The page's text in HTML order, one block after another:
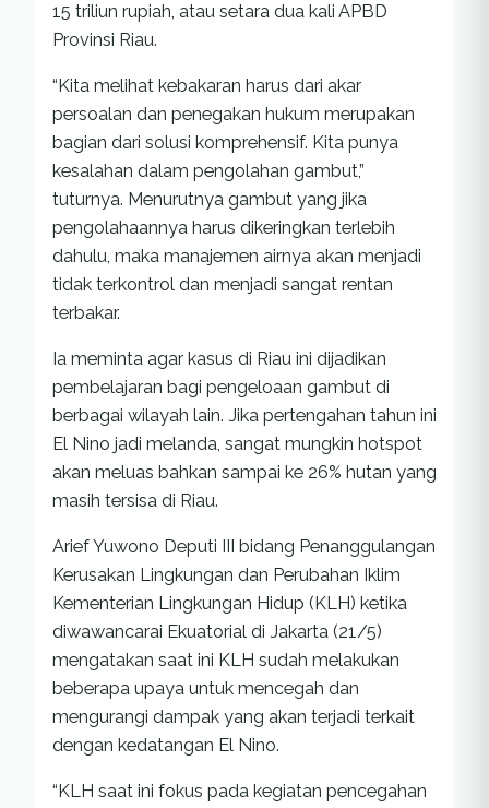
15 triliun rupiah, atau setara dua kali APBD
Provinsi Riau.
“Kita melihat kebakaran harus dari akar
persoalan dan penegakan hukum merupakan
bagian dari solusi komprehensif. Kita punya
kesalahan dalam pengolahan gambut,”
tuturnya. Menurutnya gambut yang jika
pengolahaannya harus dikeringkan terlebih
dahulu, maka manajemen airnya akan menjadi
tidak terkontrol dan menjadi sangat rentan
terbakar.
Ia meminta agar kasus di Riau ini dijadikan
pembelajaran bagi pengeloaan gambut di
berbagai wilayah lain. Jika pertengahan tahun ini
El Nino jadi melanda, sangat mungkin hotspot
akan meluas bahkan sampai ke 26% hutan yang
masih tersisa di Riau.
Arief Yuwono Deputi III bidang Penanggulangan
Kerusakan Lingkungan dan Perubahan Iklim
Kementerian Lingkungan Hidup (KLH) ketika
diwawancarai Ekuatorial di Jakarta (21/5)
mengatakan saat ini KLH sudah melakukan
beberapa upaya untuk mencegah dan
mengurangi dampak yang akan terjadi terkait
dengan kedatangan El Nino.
“KLH saat ini fokus pada kegiatan pencegahan